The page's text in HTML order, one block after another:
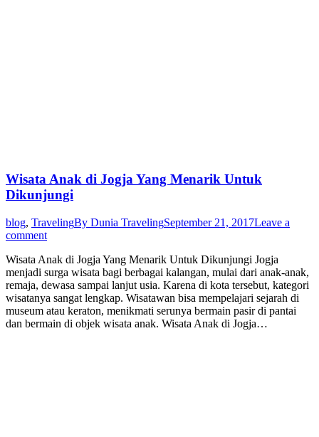
Wisata Anak di Jogja Yang Menarik Untuk
Dikunjungi
blog, TravelingBy Dunia TravelingSeptember 21, 2017Leave a
comment
Wisata Anak di Jogja Yang Menarik Untuk Dikunjungi Jogja
menjadi surga wisata bagi berbagai kalangan, mulai dari anak-anak,
remaja, dewasa sampai lanjut usia. Karena di kota tersebut, kategori
wisatanya sangat lengkap. Wisatawan bisa mempelajari sejarah di
museum atau keraton, menikmati serunya bermain pasir di pantai
dan bermain di objek wisata anak. Wisata Anak di Jogja…